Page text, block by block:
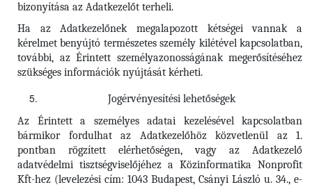
bizonyítása az Adatkezelőt terheli.
Ha az Adatkezelőnek megalapozott kétségei vannak a
kérelmet benyújtó természetes személy kilétével kapcsolatban,
további, az Érintett személyazonosságának megerősítéséhez
szükséges információk nyújtását kérheti.
Jogérvényesítési lehetőségek
Az Érintett a személyes adatai kezelésével kapcsolatban
bármikor fordulhat az Adatkezelőhöz közvetlenül az 1.
pontban rögzített elérhetőségen, vagy az Adatkezelő
adatvédelmi tisztségviselőjéhez a Közinformatika Nonprofit
Kft-hez (levelezési cím: 1043 Budapest, Csányi László u. 34., e-